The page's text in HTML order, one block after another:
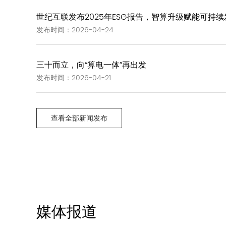
世纪互联发布2025年ESG报告，智算升级赋能可持续
发布时间：2026-04-24
三十而立，向“算电一体”再出发
发布时间：2026-04-21
查看全部新闻发布
媒体报道